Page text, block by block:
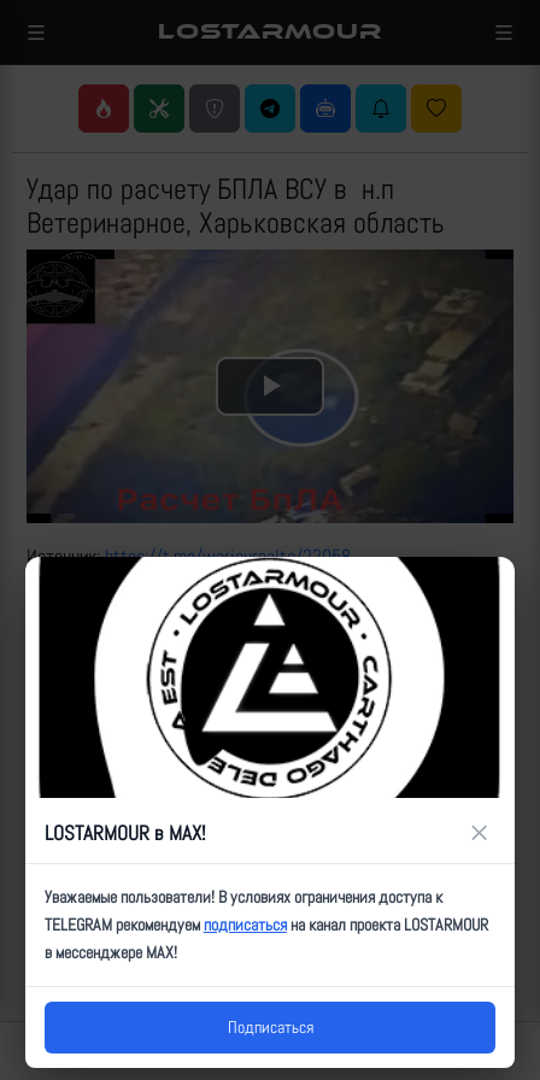
LOSTARMOUR
Удар по расчету БПЛА ВСУ в н.п
Ветеринарное, Харьковская область
Play
Video
Источник:https://t.me/warjournaltg/22058
"Расчет БЛА ВСУ, проводивший разведку приграничной
территории, в недостаточной степени оценил риски приближения
своего пункта управления к территории России и получил 152-мм
артиллерийский снаряд трансграничной доставкой."
| Автор: | Дата:2023-09-08| Просмотров:
Lostarmour | Carthago Delenda Est | 2014-2026
LOSTARMOUR в MAX! ×
Уважаемые пользователи! В условиях ограничения доступа к
TELEGRAM рекомендуемподписатьсяна канал проекта LOSTARMOUR
в мессенджере MAX!
Подписаться